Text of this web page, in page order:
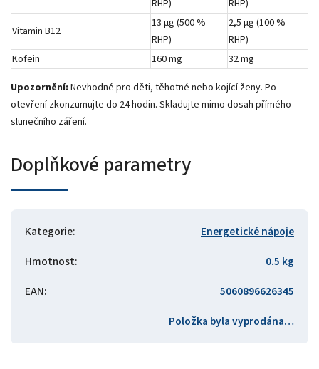
RHP)
RHP)
Vitamin B12
13 μg (500 %
RHP)
2,5 μg (100 %
RHP)
Kofein
160 mg
32 mg
Upozornění: Nevhodné pro děti, těhotné nebo kojící ženy. Po
otevření zkonzumujte do 24 hodin. Skladujte mimo dosah přímého
slunečního záření.
Doplňkové parametry
Kategorie:
Energetické nápoje
Hmotnost:
0.5 kg
EAN:
5060896626345
Položka byla vyprodána…